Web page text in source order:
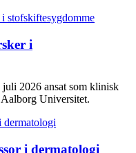
i
2026 ansat som klinisk
Universitet.
i dermatologi